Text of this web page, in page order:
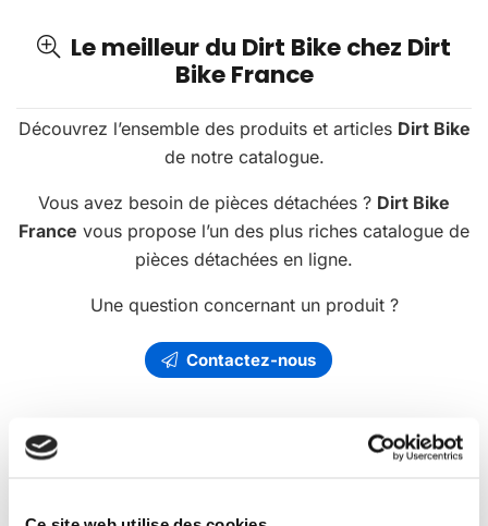
Le meilleur du Dirt Bike chez Dirt
Bike France
Découvrez l’ensemble des produits et articles Dirt Bike
de notre catalogue.
Vous avez besoin de pièces détachées ? Dirt Bike
France vous propose l’un des plus riches catalogue de
pièces détachées en ligne.
Une question concernant un produit ?
Contactez-nous